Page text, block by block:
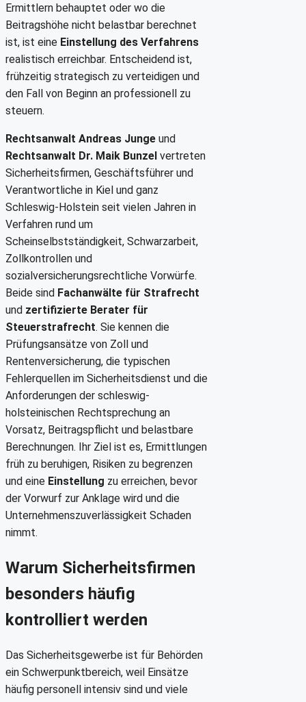
Ermittlern behauptet oder wo die
Beitragshöhe nicht belastbar berechnet
ist, ist eine Einstellung des Verfahrens
realistisch erreichbar. Entscheidend ist,
frühzeitig strategisch zu verteidigen und
den Fall von Beginn an professionell zu
steuern.
Rechtsanwalt Andreas Junge und
Rechtsanwalt Dr. Maik Bunzel vertreten
Sicherheitsfirmen, Geschäftsführer und
Verantwortliche in Kiel und ganz
Schleswig-Holstein seit vielen Jahren in
Verfahren rund um
Scheinselbstständigkeit, Schwarzarbeit,
Zollkontrollen und
sozialversicherungsrechtliche Vorwürfe.
Beide sind Fachanwälte für Strafrecht
und zertifizierte Berater für
Steuerstrafrecht. Sie kennen die
Prüfungsansätze von Zoll und
Rentenversicherung, die typischen
Fehlerquellen im Sicherheitsdienst und die
Anforderungen der schleswig-
holsteinischen Rechtsprechung an
Vorsatz, Beitragspflicht und belastbare
Berechnungen. Ihr Ziel ist es, Ermittlungen
früh zu beruhigen, Risiken zu begrenzen
und eine Einstellung zu erreichen, bevor
der Vorwurf zur Anklage wird und die
Unternehmenszuverlässigkeit Schaden
nimmt.
Warum Sicherheitsfirmen
besonders häufig
kontrolliert werden
Das Sicherheitsgewerbe ist für Behörden
ein Schwerpunktbereich, weil Einsätze
häufig personell intensiv sind und viele